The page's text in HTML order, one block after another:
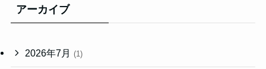
アーカイブ
2026年7月 (1)